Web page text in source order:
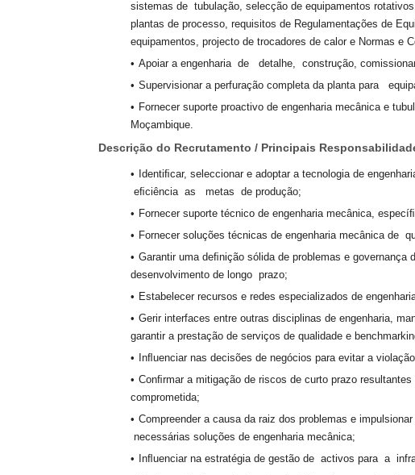
sistemas de tubulação, selecção de equipamentos
plantas de processo, requisitos de Regulamentações de
equipamentos, projecto de trocadores de calor e Normas e
Apoiar a engenharia de detalhe, construção,
Supervisionar a perfuração completa da planta para
Fornecer suporte proactivo de engenharia mecânica e
Moçambique.
Descrição do Recrutamento / Principais
Identiﬁcar, seleccionar e adoptar a tecnologia de
eﬁciência as metas de produção;
Fornecer suporte técnico de engenharia mecânica,
Fornecer soluções técnicas de engenharia mecânica de
Garantir uma deﬁnição sólida de problemas e
desenvolvimento de longo prazo;
Estabelecer recursos e redes especializados de
Gerir interfaces entre outras disciplinas de engenharia,
garantir a prestação de serviços de qualidade e
Inﬂuenciar nas decisões de negócios para evitar a
Conﬁrmar a mitigação de riscos de curto prazo
comprometida;
Compreender a causa da raiz dos problemas e
necessárias soluções de engenharia mecânica;
Inﬂuenciar na estratégia de gestão de activos para a